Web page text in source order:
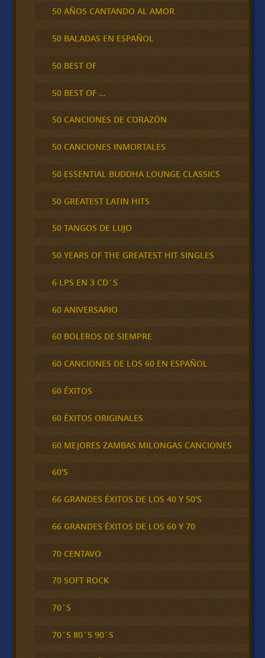
50 AÑOS CANTANDO AL AMOR
50 BALADAS EN ESPAÑOL
50 BEST OF
50 BEST OF …
50 CANCIONES DE CORAZÓN
50 CANCIONES INMORTALES
50 ESSENTIAL BUDDHA LOUNGE CLASSICS
50 GREATEST LATIN HITS
50 TANGOS DE LUJO
50 YEARS OF THE GREATEST HIT SINGLES
6 LPS EN 3 CD´S
60 ANIVERSARIO
60 BOLEROS DE SIEMPRE
60 CANCIONES DE LOS 60 EN ESPAÑOL
60 ÉXITOS
60 ÉXITOS ORIGINALES
60 MEJORES ZAMBAS MILONGAS CANCIONES
60'S
66 GRANDES ÉXITOS DE LOS 40 Y 50'S
66 GRANDES ÉXITOS DE LOS 60 Y 70
70 CENTAVO
70 SOFT ROCK
70´S
70´S 80´S 90´S